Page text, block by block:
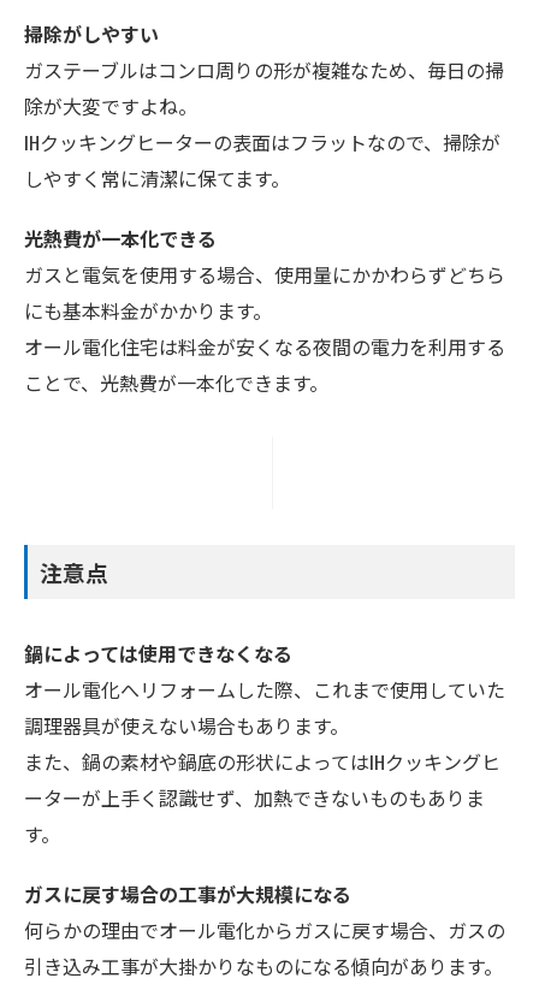
掃除がしやすい
ガステーブルはコンロ周りの形が複雑なため、毎日の掃
除が大変ですよね。
IHクッキングヒーターの表面はフラットなので、掃除が
しやすく常に清潔に保てます。
光熱費が一本化できる
ガスと電気を使用する場合、使用量にかかわらずどちら
にも基本料金がかかります。
オール電化住宅は料金が安くなる夜間の電力を利用する
ことで、光熱費が一本化できます。
注意点
鍋によっては使用できなくなる
オール電化へリフォームした際、これまで使用していた
調理器具が使えない場合もあります。
また、鍋の素材や鍋底の形状によってはIHクッキングヒ
ーターが上手く認識せず、加熱できないものもありま
す。
ガスに戻す場合の工事が大規模になる
何らかの理由でオール電化からガスに戻す場合、ガスの
引き込み工事が大掛かりなものになる傾向があります。